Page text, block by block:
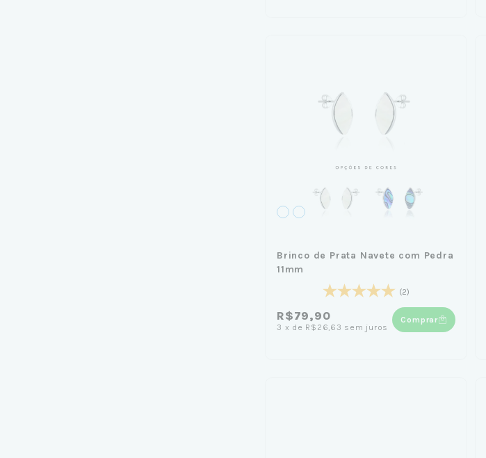
Brinco de Prata Navete com Pedra
11mm
(2)
R$79,90
3 x de R$26,63 sem juros
Comprar